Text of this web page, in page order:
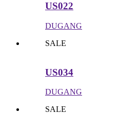
US022
DUGANG
SALE
US034
DUGANG
SALE